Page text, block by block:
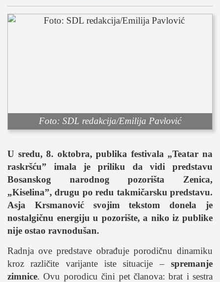
košarka
moda i stil
organizacije
konkursi
fakulteti
studentski život
zdravlje
it
kolumna
sdl podkast
Foto: SDL redakcija/Emilija Pavlović
U sredu, 8. oktobra, publika festivala „Teatar na
raskršću” imala je priliku da vidi predstavu
Bosanskog narodnog pozorišta Zenica,
„Kiselina”, drugu po redu takmičarsku predstavu.
Asja Krsmanović svojim tekstom donela je
nostalgičnu energiju u pozorište, a niko iz publike
nije ostao ravnodušan.
Radnja ove predstave obrađuje porodičnu dinamiku
kroz različite varijante iste situacije – spremanje
zimnice. Ovu porodicu čini pet članova: brat i sestra